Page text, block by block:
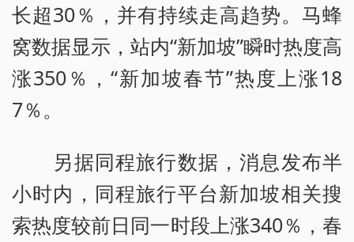
长超30％，并有持续走高趋势。马蜂
窝数据显示，站内“新加坡”瞬时热度高
涨350％，“新加坡春节”热度上涨18
7％。
另据同程旅行数据，消息发布半
小时内，同程旅行平台新加坡相关搜
索热度较前日同一时段上涨340％，春